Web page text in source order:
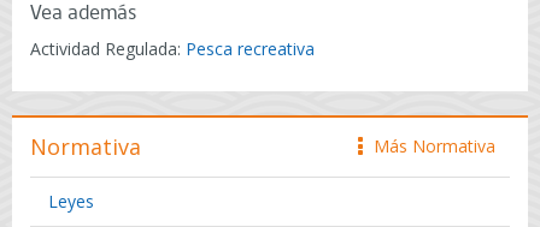
Vea además
Actividad Regulada: Pesca recreativa
icono
Más Normativa
Normativa
Leyes